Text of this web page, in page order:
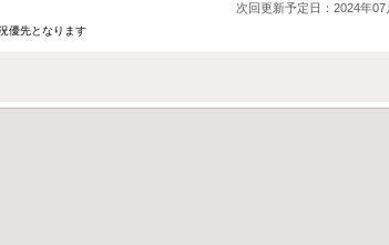
次回更新予定日：2024年07
優先となります